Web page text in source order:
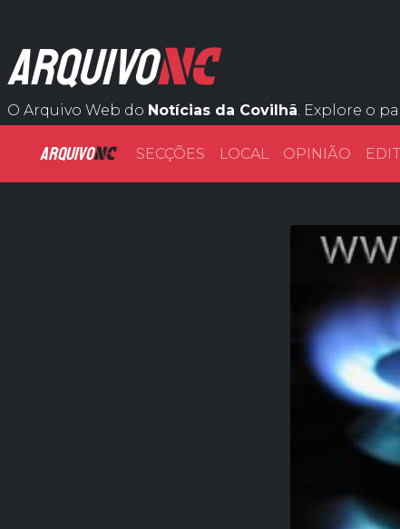
ARQUIVONC
O Arquivo Web do Notícias da Covilhã. Explore o
ARQUIVONC SECÇÕES LOCAL OPINIÃO